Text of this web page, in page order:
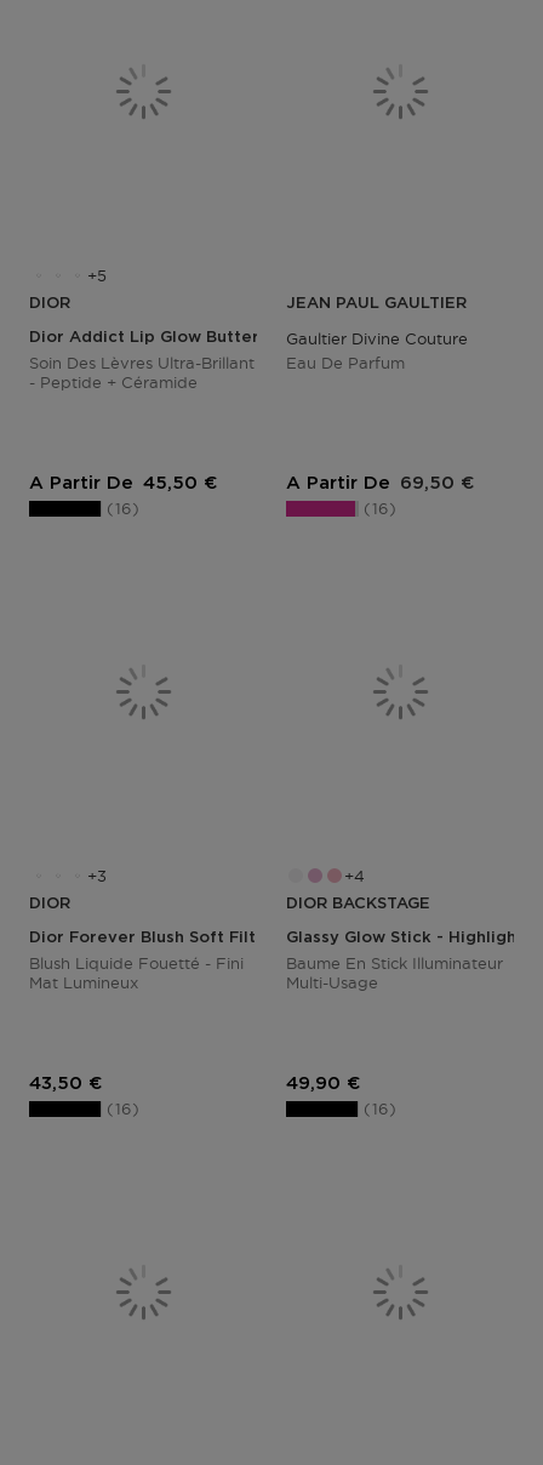
5
DIOR
Dior Addict Lip Glow Butter
Soin Des Lèvres Ultra-Brillant
- Peptide + Céramide
A Partir De Prix du produit
45,50 €
16
JEAN PAUL GAULTIER
Gaultier Divine Couture
Eau De Parfum
A Partir De Prix du produit
69,50 €
16
3
DIOR
Dior Forever Blush Soft Filter
Blush Liquide Fouetté - Fini
Mat Lumineux
Prix du produit
43,50 €
16
4
DIOR BACKSTAGE
Glassy Glow Stick - Highlighter
Baume En Stick Illuminateur
Multi-Usage
Prix du produit
49,90 €
16